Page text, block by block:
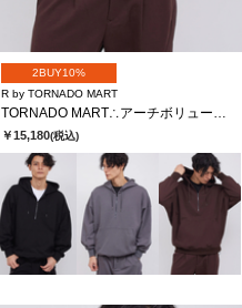
2BUY10%
R by TORNADO MART
￥15,180(税込)